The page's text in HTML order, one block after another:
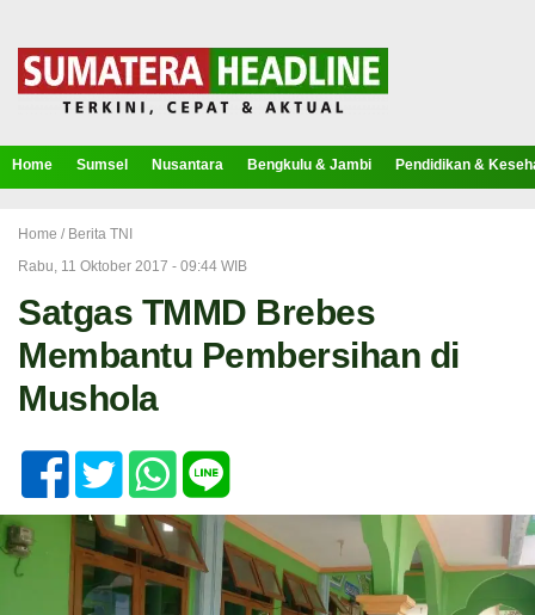
Home Sumsel Nusantara Bengkulu & Jambi Pendidikan &
Home / Berita TNI
Rabu, 11 Oktober 2017 - 09:44 WIB
Satgas TMMD Brebes
Membantu Pembersihan di
Mushola